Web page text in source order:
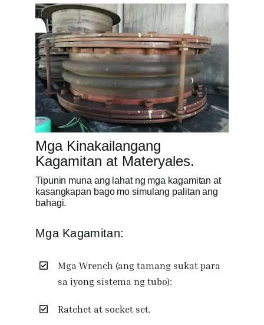
Mga Kinakailangang
Kagamitan at Materyales.
Tipunin muna ang lahat ng mga kagamitan at
kasangkapan bago mo simulang palitan ang
bahagi.
Mga Kagamitan:
Mga Wrench (ang tamang sukat para
sa iyong sistema ng tubo):
Ratchet at socket set.